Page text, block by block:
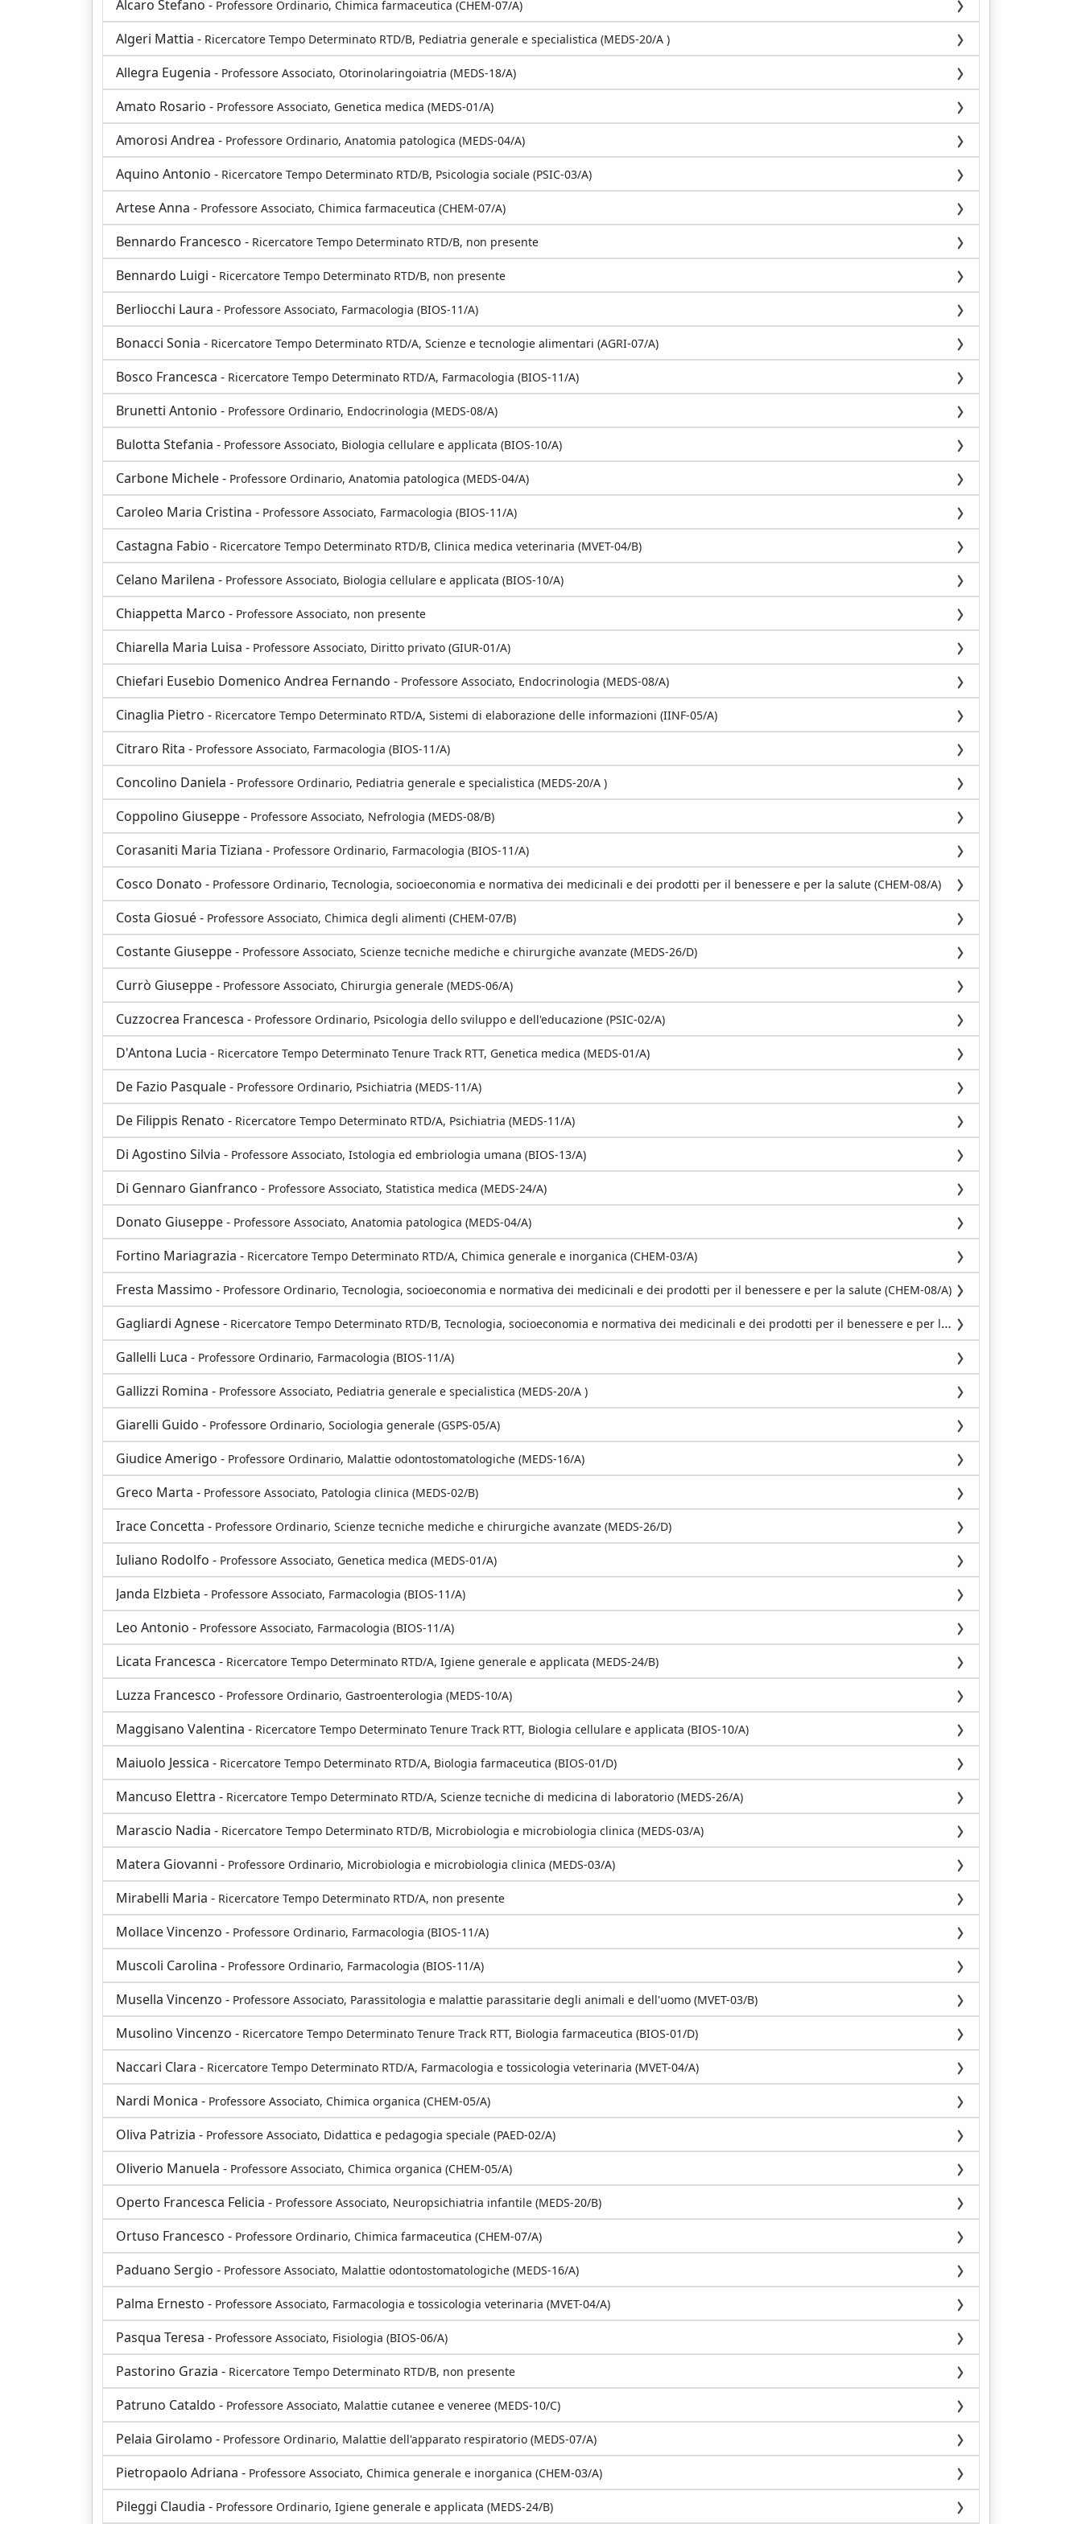
Alcaro Stefano - Professore Ordinario, Chimica farmaceutica (CHEM-07/A)
Algeri Mattia - Ricercatore Tempo Determinato RTD/B, Pediatria generale e specialistica (MEDS-20/A )
Allegra Eugenia - Professore Associato, Otorinolaringoiatria (MEDS-18/A)
Amato Rosario - Professore Associato, Genetica medica (MEDS-01/A)
Amorosi Andrea - Professore Ordinario, Anatomia patologica (MEDS-04/A)
Aquino Antonio - Ricercatore Tempo Determinato RTD/B, Psicologia sociale (PSIC-03/A)
Artese Anna - Professore Associato, Chimica farmaceutica (CHEM-07/A)
Bennardo Francesco - Ricercatore Tempo Determinato RTD/B, non presente
Bennardo Luigi - Ricercatore Tempo Determinato RTD/B, non presente
Berliocchi Laura - Professore Associato, Farmacologia (BIOS-11/A)
Bonacci Sonia - Ricercatore Tempo Determinato RTD/A, Scienze e tecnologie alimentari (AGRI-07/A)
Bosco Francesca - Ricercatore Tempo Determinato RTD/A, Farmacologia (BIOS-11/A)
Brunetti Antonio - Professore Ordinario, Endocrinologia (MEDS-08/A)
Bulotta Stefania - Professore Associato, Biologia cellulare e applicata (BIOS-10/A)
Carbone Michele - Professore Ordinario, Anatomia patologica (MEDS-04/A)
Caroleo Maria Cristina - Professore Associato, Farmacologia (BIOS-11/A)
Castagna Fabio - Ricercatore Tempo Determinato RTD/B, Clinica medica veterinaria (MVET-04/B)
Celano Marilena - Professore Associato, Biologia cellulare e applicata (BIOS-10/A)
Chiappetta Marco - Professore Associato, non presente
Chiarella Maria Luisa - Professore Associato, Diritto privato (GIUR-01/A)
Chiefari Eusebio Domenico Andrea Fernando - Professore Associato, Endocrinologia (MEDS-08/A)
Cinaglia Pietro - Ricercatore Tempo Determinato RTD/A, Sistemi di elaborazione delle informazioni (IINF-05/A)
Citraro Rita - Professore Associato, Farmacologia (BIOS-11/A)
Concolino Daniela - Professore Ordinario, Pediatria generale e specialistica (MEDS-20/A )
Coppolino Giuseppe - Professore Associato, Nefrologia (MEDS-08/B)
Corasaniti Maria Tiziana - Professore Ordinario, Farmacologia (BIOS-11/A)
Cosco Donato - Professore Ordinario, Tecnologia, socioeconomia e normativa dei medicinali e dei prodotti per il benessere e per la salute (CHEM-08/A)
Costa Giosué - Professore Associato, Chimica degli alimenti (CHEM-07/B)
Costante Giuseppe - Professore Associato, Scienze tecniche mediche e chirurgiche avanzate (MEDS-26/D)
Currò Giuseppe - Professore Associato, Chirurgia generale (MEDS-06/A)
Cuzzocrea Francesca - Professore Ordinario, Psicologia dello sviluppo e dell'educazione (PSIC-02/A)
D'Antona Lucia - Ricercatore Tempo Determinato Tenure Track RTT, Genetica medica (MEDS-01/A)
De Fazio Pasquale - Professore Ordinario, Psichiatria (MEDS-11/A)
De Filippis Renato - Ricercatore Tempo Determinato RTD/A, Psichiatria (MEDS-11/A)
Di Agostino Silvia - Professore Associato, Istologia ed embriologia umana (BIOS-13/A)
Di Gennaro Gianfranco - Professore Associato, Statistica medica (MEDS-24/A)
Donato Giuseppe - Professore Associato, Anatomia patologica (MEDS-04/A)
Fortino Mariagrazia - Ricercatore Tempo Determinato RTD/A, Chimica generale e inorganica (CHEM-03/A)
Fresta Massimo - Professore Ordinario, Tecnologia, socioeconomia e normativa dei medicinali e dei prodotti per il benessere e per la salute (CHEM-08/A)
Gagliardi Agnese - Ricercatore Tempo Determinato RTD/B, Tecnologia, socioeconomia e normativa dei medicinali e dei prodotti per il benessere e per la salute (CHEM-08/A)
Gallelli Luca - Professore Ordinario, Farmacologia (BIOS-11/A)
Gallizzi Romina - Professore Associato, Pediatria generale e specialistica (MEDS-20/A )
Giarelli Guido - Professore Ordinario, Sociologia generale (GSPS-05/A)
Giudice Amerigo - Professore Ordinario, Malattie odontostomatologiche (MEDS-16/A)
Greco Marta - Professore Associato, Patologia clinica (MEDS-02/B)
Irace Concetta - Professore Ordinario, Scienze tecniche mediche e chirurgiche avanzate (MEDS-26/D)
Iuliano Rodolfo - Professore Associato, Genetica medica (MEDS-01/A)
Janda Elzbieta - Professore Associato, Farmacologia (BIOS-11/A)
Leo Antonio - Professore Associato, Farmacologia (BIOS-11/A)
Licata Francesca - Ricercatore Tempo Determinato RTD/A, Igiene generale e applicata (MEDS-24/B)
Luzza Francesco - Professore Ordinario, Gastroenterologia (MEDS-10/A)
Maggisano Valentina - Ricercatore Tempo Determinato Tenure Track RTT, Biologia cellulare e applicata (BIOS-10/A)
Maiuolo Jessica - Ricercatore Tempo Determinato RTD/A, Biologia farmaceutica (BIOS-01/D)
Mancuso Elettra - Ricercatore Tempo Determinato RTD/A, Scienze tecniche di medicina di laboratorio (MEDS-26/A)
Marascio Nadia - Ricercatore Tempo Determinato RTD/B, Microbiologia e microbiologia clinica (MEDS-03/A)
Matera Giovanni - Professore Ordinario, Microbiologia e microbiologia clinica (MEDS-03/A)
Mirabelli Maria - Ricercatore Tempo Determinato RTD/A, non presente
Mollace Vincenzo - Professore Ordinario, Farmacologia (BIOS-11/A)
Muscoli Carolina - Professore Ordinario, Farmacologia (BIOS-11/A)
Musella Vincenzo - Professore Associato, Parassitologia e malattie parassitarie degli animali e dell'uomo (MVET-03/B)
Musolino Vincenzo - Ricercatore Tempo Determinato Tenure Track RTT, Biologia farmaceutica (BIOS-01/D)
Naccari Clara - Ricercatore Tempo Determinato RTD/A, Farmacologia e tossicologia veterinaria (MVET-04/A)
Nardi Monica - Professore Associato, Chimica organica (CHEM-05/A)
Oliva Patrizia - Professore Associato, Didattica e pedagogia speciale (PAED-02/A)
Oliverio Manuela - Professore Associato, Chimica organica (CHEM-05/A)
Operto Francesca Felicia - Professore Associato, Neuropsichiatria infantile (MEDS-20/B)
Ortuso Francesco - Professore Ordinario, Chimica farmaceutica (CHEM-07/A)
Paduano Sergio - Professore Associato, Malattie odontostomatologiche (MEDS-16/A)
Palma Ernesto - Professore Associato, Farmacologia e tossicologia veterinaria (MVET-04/A)
Pasqua Teresa - Professore Associato, Fisiologia (BIOS-06/A)
Pastorino Grazia - Ricercatore Tempo Determinato RTD/B, non presente
Patruno Cataldo - Professore Associato, Malattie cutanee e veneree (MEDS-10/C)
Pelaia Girolamo - Professore Ordinario, Malattie dell'apparato respiratorio (MEDS-07/A)
Pietropaolo Adriana - Professore Associato, Chimica generale e inorganica (CHEM-03/A)
Pileggi Claudia - Professore Ordinario, Igiene generale e applicata (MEDS-24/B)